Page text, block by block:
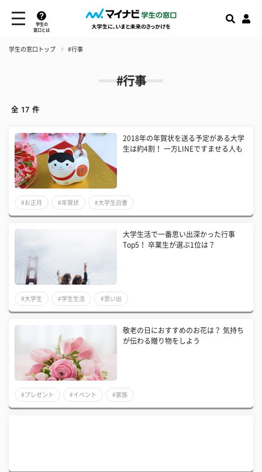
学生の
窓口とは
学生の窓口トップ #行事
#行事
全 17 件
2018年の年賀状を送る予定がある大学
生は約4割！ 一方LINEですませる人も
#お正月 #年賀状 #大学生白書
大学生活で一番思い出深かった行事
Top5！ 卒業生が選ぶ1位は？
#大学生 #学生生活 #思い出
敬老の日におすすめのお花は？ 気持ち
が伝わる贈り物をしよう
#プレゼント #イベント #家族